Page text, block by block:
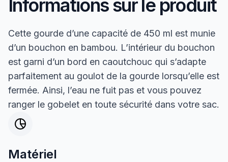
Informations sur le produit
Cette gourde d’une capacité de 450 ml est munie
d’un bouchon en bambou. L’intérieur du bouchon
est garni d’un bord en caoutchouc qui s’adapte
parfaitement au goulot de la gourde lorsqu’elle est
fermée. Ainsi, l’eau ne fuit pas et vous pouvez
ranger le gobelet en toute sécurité dans votre sac.
Matériel